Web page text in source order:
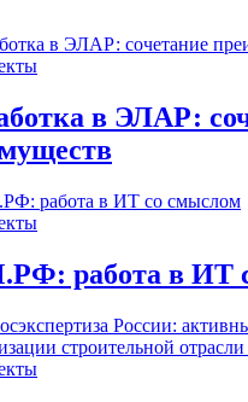
в ЭЛАР:
работа в ИТ